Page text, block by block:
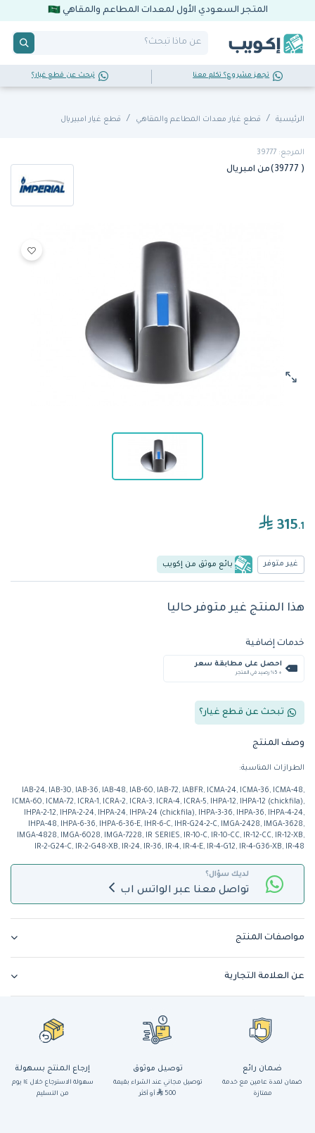
المتجر السعودي الأول لمعدات المطاعم والمقاهي
تجهز مشروع؟ تكلم معنا تبحث عن قطع غيار؟
الرئيسية قطع غيار معدات المطاعم والمقاهي قطع غيار امبيريال
المرجع: 39777
( 39777)من امبريال
315.1
غير متوفر بائع موثق من إكويب
هذا المنتج غير متوفر حاليا
خدمات إضافية
احصل على مطابقة سعر
+ %5 رصيد في المتجر
تبحث عن قطع غيار؟
وصف المنتج
الطرازات المناسبة:
IAB-24, IAB-30, IAB-36, IAB-48, IAB-60, IAB-72, IABFR, ICMA-24, ICMA-36, ICMA-48,
ICMA-60, ICMA-72, ICRA-1, ICRA-2, ICRA-3, ICRA-4, ICRA-5, IHPA-12, IHPA-12 (chickfila),
IHPA-2-12, IHPA-2-24, IHPA-24, IHPA-24 (chickfila), IHPA-3-36, IHPA-36, IHPA-4-24,
IHPA-48, IHPA-6-36, IHPA-6-36-E, IHR-6-C, IHR-G24-2-C, IMGA-2428, IMGA-3628,
IMGA-4828, IMGA-6028, IMGA-7228, IR SERIES, IR-10-C, IR-10-CC, IR-12-CC, IR-12-XB,
IR-2-G24-C, IR-2-G48-XB, IR-24, IR-36, IR-4, IR-4-E, IR-4-G12, IR-4-G36-XB, IR-48
لديك سؤال؟
تواصل معنا عبر الواتس اب
مواصفات المنتج
عن العلامة التجارية
ضمان رائع
ضمان لمدة عامين مع خدمة
ممتازة
توصيل موثوق
توصيل مجاني عند الشراء بقيمة
500
أو أكثر
إرجاع المنتج بسهولة
سهولة الاسترجاع خلال ١٤ يوم
من التسليم